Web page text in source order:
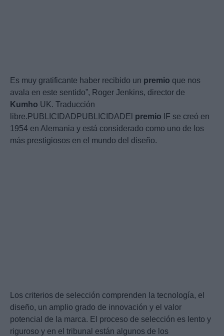
Es muy gratificante haber recibido un premio que nos
avala en este sentido”, Roger Jenkins, director de
Kumho UK. Traducción
libre.PUBLICIDADPUBLICIDADEl premio IF se creó en
1954 en Alemania y está considerado como uno de los
más prestigiosos en el mundo del diseño.
Los criterios de selección comprenden la tecnología, el
diseño, un amplio grado de innovación y el valor
potencial de la marca. El proceso de selección es lento y
riguroso y en el tribunal están algunos de los